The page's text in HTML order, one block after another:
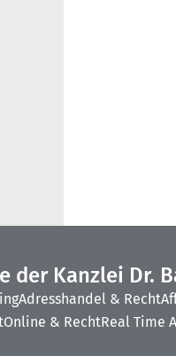
der Kanzlei Dr.
Adresshandel & Recht
Online & RechtReal Time